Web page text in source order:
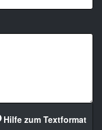
Hilfe zum Textformat